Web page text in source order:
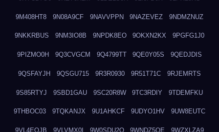
9M408HT8 9N08A9CF 9NAVVPPN 9NAZEVEZ 9NDMZNUZ
9NKKRBUS 9NM3IO8B 9NPDK8EO 9OKXN2KX 9PGFG1J0
9PIZMO0H 9Q3CVGCM 9Q4799TT 9QE0Y05S 9QEDJDIS
9QSFAYJH 9QSGU715 9R3R0930 9R51T71C 9RJEMRTS
9S85RTYJ 9SBD1GAU 9SC20R8W 9TC3RDIY 9TDEMFKU
9THBOC03 9TQKANJX 9U1AHKCF 9UDYO1HV 9UW8EUTC
9VL4EOJB 9VLVMX0I 9W0SDU2O 9WNDZ5OE 9WZXLZA9